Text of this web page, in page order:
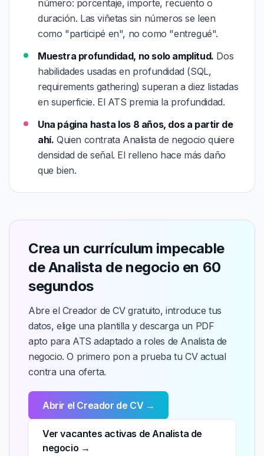
número: porcentaje, importe, recuento o
duración. Las viñetas sin números se leen
como "participé en", no como "entregué".
Muestra profundidad, no solo amplitud. Dos
habilidades usadas en profundidad (SQL,
requirements gathering) superan a diez listadas
en superficie. El ATS premia la profundidad.
Una página hasta los 8 años, dos a partir de
ahí. Quien contrata Analista de negocio quiere
densidad de señal. El relleno hace más daño
que bien.
Crea un currículum impecable
de Analista de negocio en 60
segundos
Abre el Creador de CV gratuito, introduce tus
datos, elige una plantilla y descarga un PDF
apto para ATS adaptado a roles de Analista de
negocio. O primero pon a prueba tu CV actual
contra una oferta.
Abrir el Creador de CV →
Ver vacantes activas de Analista de
negocio →